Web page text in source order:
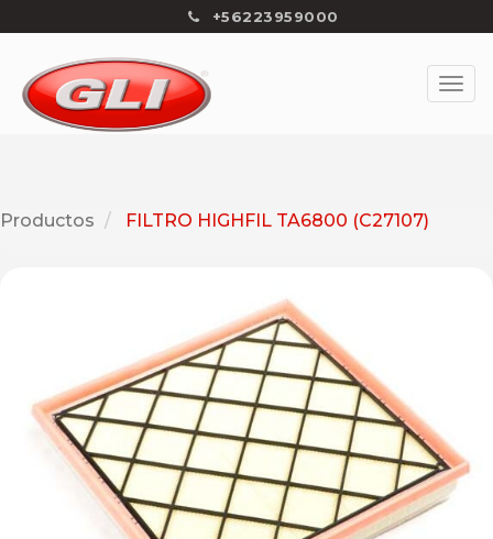
+56223959000
Productos FILTRO HIGHFIL TA6800 (C27107)